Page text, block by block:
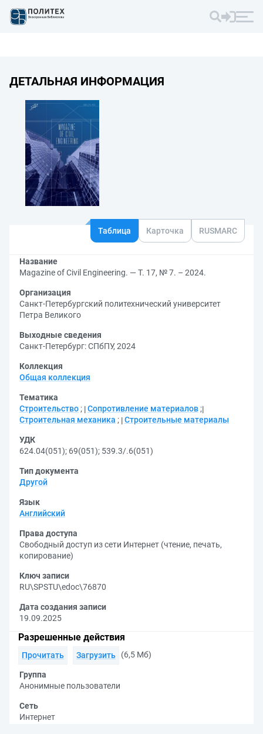
ДЕТАЛЬНАЯ ИНФОРМАЦИЯ
Таблица Карточка RUSMARC
Название
Magazine of Civil Engineering. — Т. 17, № 7. – 2024.
Организация
Санкт-Петербургский политехнический университет
Петра Великого
Выходные сведения
Санкт-Петербург: СПбПУ, 2024
Коллекция
Общая коллекция
Тематика
Строительство ; Сопротивление материалов ;
Строительная механика ; Строительные материалы
УДК
624.04(051); 69(051); 539.3/.6(051)
Тип документа
Другой
Язык
Английский
Права доступа
Свободный доступ из сети Интернет (чтение, печать,
копирование)
Ключ записи
RU\SPSTU\edoc\76870
Дата создания записи
19.09.2025
Разрешенные действия
Прочитать Загрузить (6,5 Мб)
Группа
Анонимные пользователи
Сеть
Интернет